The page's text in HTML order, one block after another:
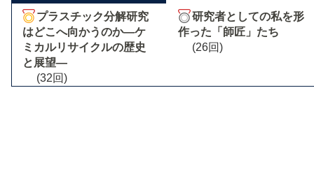
プラスチック分解研究
はどこへ向かうのか―ケ
ミカルリサイクルの歴史
と展望―
(32回)
研究者としての私を形
作った「師匠」たち
(26回)